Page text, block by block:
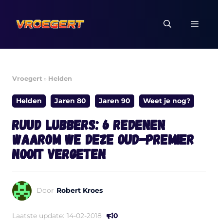
naar
inhoud
Vroegert » Helden
Helden Jaren 80 Jaren 90 Weet je nog?
Ruud Lubbers: 6 redenen
waarom we deze oud-premier
nooit vergeten
Door Robert Kroes
Laatste update: 14-02-2018 0